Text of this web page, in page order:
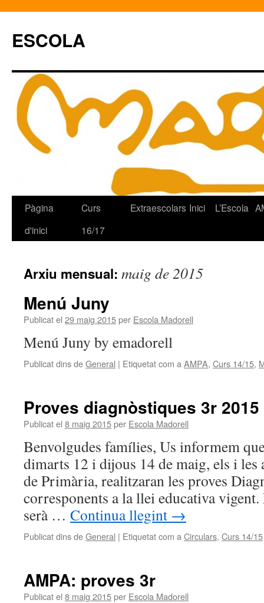
ESCOLA
Vés
Pàgina
d'inici
Curs
16/17
Extraescolars Inici L’Escola
Arxiu mensual: maig de 2015
Menú Juny
Publicat el 29 maig 2015per Escola Madorell
Menú Juny by emadorell
Publicat dins deGeneral | Etiquetat com a AMPA, Curs 14/15,
Proves diagnòstiques 3r 2015
Publicat el 8 maig 2015per Escola Madorell
Benvolgudes famílies, Us informem
dimarts 12 i dijous 14 de maig, els i les
de Primària, realitzaran les proves
corresponents a la llei educativa
serà … Continua llegint →
Publicat dins deGeneral | Etiquetat com a Circulars, Curs 14/15
AMPA: proves 3r
Publicat el 8 maig 2015per Escola Madorell